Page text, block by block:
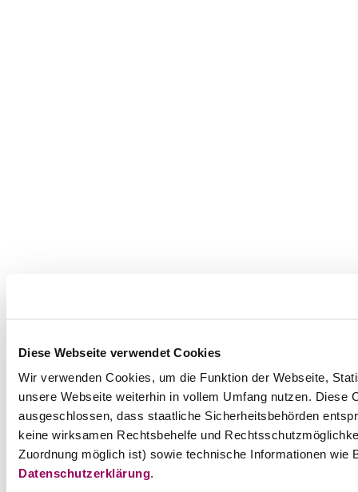
Diese Webseite verwendet Cookies
Wir verwenden Cookies, um die Funktion der Webseite,
unsere Webseite weiterhin in vollem Umfang nutzen.
ausgeschlossen, dass staatliche Sicherheitsbehörden
keine wirksamen Rechtsbehelfe und
Zuordnung möglich ist) sowie technische Informationen
Datenschutzerklärung.